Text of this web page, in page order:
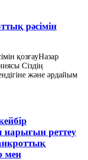
рәсімін
қозғауНазар
Сіздің
және әрдайым
нарығын реттеу
мен